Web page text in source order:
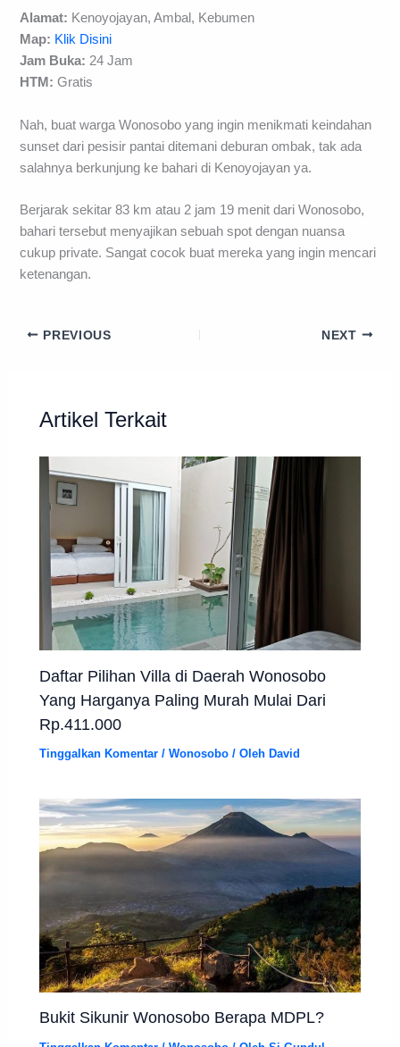
Alamat: Kenoyojayan, Ambal, Kebumen
Map: Klik Disini
Jam Buka: 24 Jam
HTM: Gratis
Nah, buat warga Wonosobo yang ingin menikmati keindahan
sunset dari pesisir pantai ditemani deburan ombak, tak ada
salahnya berkunjung ke bahari di Kenoyojayan ya.
Berjarak sekitar 83 km atau 2 jam 19 menit dari Wonosobo,
bahari tersebut menyajikan sebuah spot dengan nuansa
cukup private. Sangat cocok buat mereka yang ingin mencari
ketenangan.
PREVIOUS NEXT
Artikel Terkait
Daftar Pilihan Villa di Daerah Wonosobo
Yang Harganya Paling Murah Mulai Dari
Rp.411.000
Tinggalkan Komentar /Wonosobo / Oleh David
Bukit Sikunir Wonosobo Berapa MDPL?